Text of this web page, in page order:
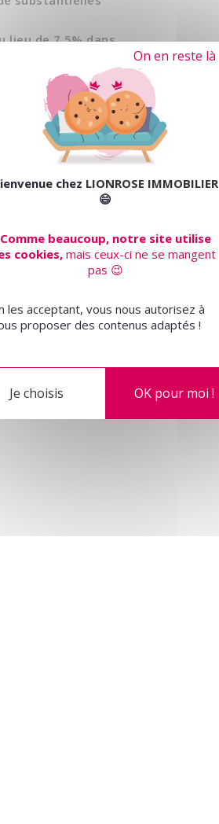
lieu de 7,5% dans
sans intérêt
de salle de bains...
vidéophone,
téléphoniquement
chez LIONROSE IMMOBILIER
😄
Comme beaucoup, notre site utilise
cookies,mais ceux-ci ne se mangent
pas 😉
les acceptant, vous nous autorisez à
proposer des contenus adaptés !
OK pour moi !
Tout refuser
Je choisis